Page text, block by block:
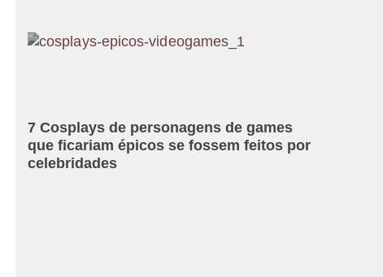
7 Cosplays de personagens de games
que ficariam épicos se fossem feitos por
celebridades